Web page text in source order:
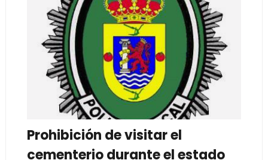
Prohibición de visitar el
cementerio durante el estado